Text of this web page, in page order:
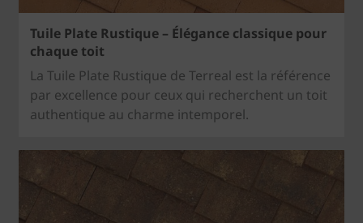
Tuile Plate Rustique – Élégance classique pour
chaque toit
La Tuile Plate Rustique de Terreal est la référence
par excellence pour ceux qui recherchent un toit
authentique au charme intemporel.